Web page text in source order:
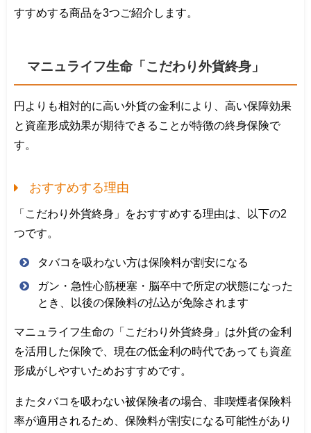
すすめする商品を3つご紹介します。
マニュライフ生命「こだわり外貨終身」
円よりも相対的に高い外貨の金利により、高い保障効果
と資産形成効果が期待できることが特徴の終身保険で
す。
おすすめする理由
「こだわり外貨終身」をおすすめする理由は、以下の2
つです。
タバコを吸わない方は保険料が割安になる
ガン・急性心筋梗塞・脳卒中で所定の状態になった
とき、以後の保険料の払込が免除されます
マニュライフ生命の「こだわり外貨終身」は外貨の金利
を活用した保険で、現在の低金利の時代であっても資産
形成がしやすいためおすすめです。
またタバコを吸わない被保険者の場合、非喫煙者保険料
率が適用されるため、保険料が割安になる可能性があり